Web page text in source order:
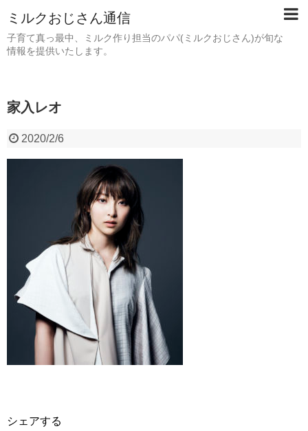
ミルクおじさん通信
子育て真っ最中、ミルク作り担当のパパ(ミルクおじさん)が旬な
情報を提供いたします。
家入レオ
2020/2/6
シェアする